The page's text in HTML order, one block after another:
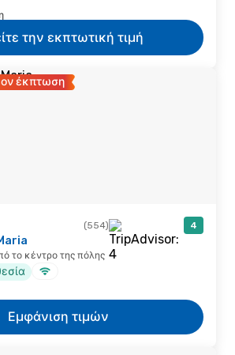
την εκπτωτική τιμή
έκπτωση
(554) 4
το κέντρο της πόλης
Εμφάνιση τιμών